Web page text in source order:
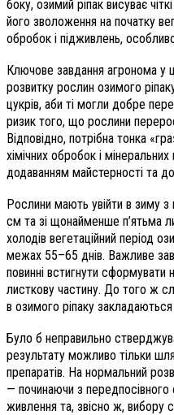
боку, озимий ріпак висуває
його зволоження на початку
обробок і підживлень,
Ключове завдання агронома у
розвитку рослин озимого
цукрів, аби ті могли добре
ризик того, що рослини
Відповідно, потрібна тонка
хімічних обробок і
додаванням майстерності та
Рослини мають увійти в зиму
см та зі щонайменше п’ятьма
холодів вегетаційний період
межах 55–65 днів. Важливе
повинні встигнути
листкову частину. До того ж
в озимого ріпаку закладаються
Було б неправильно
результату можливо тільки
препаратів. На нормальний
— починаючи з передпосівного
живлення та, звісно ж, вибору